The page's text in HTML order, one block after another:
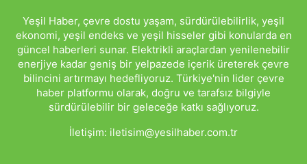
Yeşil Haber, çevre dostu yaşam, sürdürülebilirlik, yeşil
ekonomi, yeşil endeks ve yeşil hisseler gibi konularda en
güncel haberleri sunar. Elektrikli araçlardan yenilenebilir
enerjiye kadar geniş bir yelpazede içerik üreterek çevre
bilincini artırmayı hedefliyoruz. Türkiye'nin lider çevre
haber platformu olarak, doğru ve tarafsız bilgiyle
sürdürülebilir bir geleceğe katkı sağlıyoruz.
İletişim: iletisim@yesilhaber.com.tr